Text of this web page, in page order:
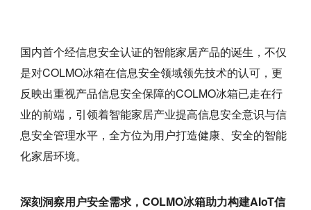
国内首个经信息安全认证的智能家居产品的诞生，不仅
是对COLMO冰箱在信息安全领域领先技术的认可，更
反映出重视产品信息安全保障的COLMO冰箱已走在行
业的前端，引领着智能家居产业提高信息安全意识与信
息安全管理水平，全方位为用户打造健康、安全的智能
化家居环境。
深刻洞察用户安全需求，COLMO冰箱助力构建AIoT信